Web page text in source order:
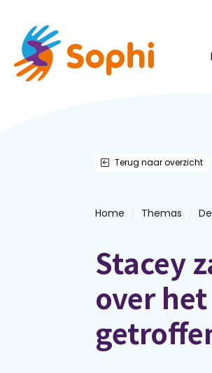
Terug naar overzicht
Home Themas
Stacey
over